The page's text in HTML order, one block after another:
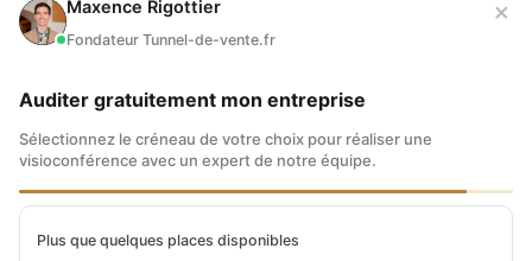
internet…)
l’électricité, le gaz, le chauffage, l’entretien
des parties communes, la taxe d’ordures
ménagères,l’assurance du bâtiment et des
équipements communs, la maintenance des
Maxence Rigottier
Fondateur Tunnel-de-vente.fr
×
Auditer gratuitement mon entreprise
Sélectionnez le créneau de votre choix pour réaliser une
visioconférence avec un expert de notre équipe.
Plus que quelques places disponibles